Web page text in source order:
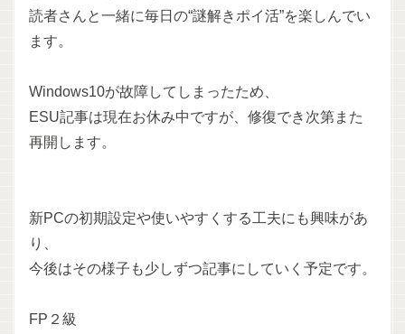
読者さんと一緒に毎日の“謎解きポイ活”を楽しんでい
ます。
Windows10が故障してしまったため、
ESU記事は現在お休み中ですが、修復でき次第また
再開します。
新PCの初期設定や使いやすくする工夫にも興味があ
り、
今後はその様子も少しずつ記事にしていく予定です。
FP２級